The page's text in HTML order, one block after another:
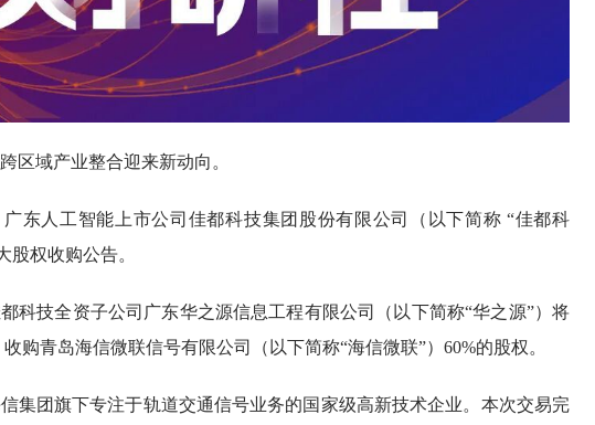
区域产业整合迎来新动向。
广东人工智能上市公司佳都科技集团股份有限公司（以下简称 “佳都科
股权收购公告。
科技全资子公司广东华之源信息工程有限公司（以下简称“华之源”）将
收购青岛海信微联信号有限公司（以下简称“海信微联”）60%的股权。
集团旗下专注于轨道交通信号业务的国家级高新技术企业。本次交易完